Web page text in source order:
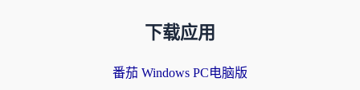
下载应用
番茄 Windows PC电脑版